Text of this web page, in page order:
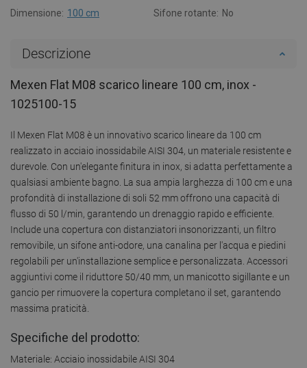
Dimensione: 100 cm Sifone rotante: No
Descrizione
Mexen Flat M08 scarico lineare 100 cm, inox -
1025100-15
Il Mexen Flat M08 è un innovativo scarico lineare da 100 cm
realizzato in acciaio inossidabile AISI 304, un materiale resistente e
durevole. Con un'elegante finitura in inox, si adatta perfettamente a
qualsiasi ambiente bagno. La sua ampia larghezza di 100 cm e una
profondità di installazione di soli 52 mm offrono una capacità di
flusso di 50 l/min, garantendo un drenaggio rapido e efficiente.
Include una copertura con distanziatori insonorizzanti, un filtro
removibile, un sifone anti-odore, una canalina per l'acqua e piedini
regolabili per un'installazione semplice e personalizzata. Accessori
aggiuntivi come il riduttore 50/40 mm, un manicotto sigillante e un
gancio per rimuovere la copertura completano il set, garantendo
massima praticità.
Specifiche del prodotto:
Materiale: Acciaio inossidabile AISI 304